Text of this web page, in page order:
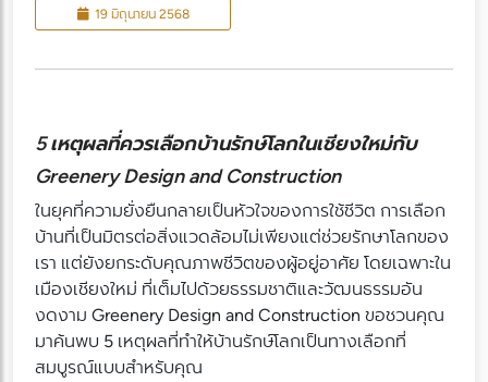
19 มิถุนายน 2568
5 เหตุผลที่ควรเลือกบ้านรักษ์โลกในเชียงใหม่กับ
Greenery Design and Construction
ในยุคที่ความยั่งยืนกลายเป็นหัวใจของการใช้ชีวิต การเลือก
บ้านที่เป็นมิตรต่อสิ่งแวดล้อมไม่เพียงแต่ช่วยรักษาโลกของ
เรา แต่ยังยกระดับคุณภาพชีวิตของผู้อยู่อาศัย โดยเฉพาะใน
เมืองเชียงใหม่ ที่เต็มไปด้วยธรรมชาติและวัฒนธรรมอัน
งดงาม Greenery Design and Construction ขอชวนคุณ
มาค้นพบ 5 เหตุผลที่ทำให้บ้านรักษ์โลกเป็นทางเลือกที่
สมบูรณ์แบบสำหรับคุณ